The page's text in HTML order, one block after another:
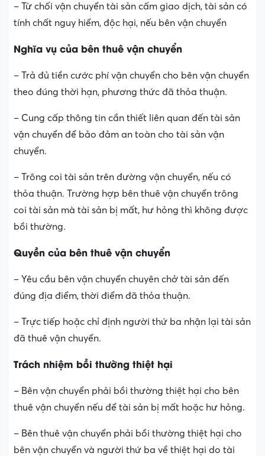
– Từ chối vận chuyển tài sản cấm giao dịch, tài sản có
tính chất nguy hiểm, độc hại, nếu bên vận chuyển
Nghĩa vụ của bên thuê vận chuyển
– Trả đủ tiền cước phí vận chuyển cho bên vận chuyển
theo đúng thời hạn, phương thức đã thỏa thuận.
– Cung cấp thông tin cần thiết liên quan đến tài sản
vận chuyển để bảo đảm an toàn cho tài sản vận
chuyển.
– Trông coi tài sản trên đường vận chuyển, nếu có
thỏa thuận. Trường hợp bên thuê vận chuyển trông
coi tài sản mà tài sản bị mất, hư hỏng thì không được
bồi thường.
Quyền của bên thuê vận chuyển
– Yêu cầu bên vận chuyển chuyên chở tài sản đến
đúng địa điểm, thời điểm đã thỏa thuận.
– Trực tiếp hoặc chỉ định người thứ ba nhận lại tài sản
đã thuê vận chuyển.
Trách nhiệm bồi thường thiệt hại
– Bên vận chuyển phải bồi thường thiệt hại cho bên
thuê vận chuyển nếu để tài sản bị mất hoặc hư hỏng.
– Bên thuê vận chuyển phải bồi thường thiệt hại cho
bên vận chuyển và người thứ ba về thiệt hại do tài